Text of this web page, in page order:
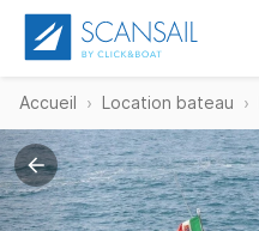
Accueil Location bateau